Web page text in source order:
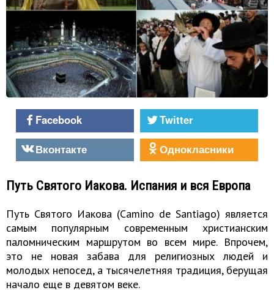
Facebook
Twitter
Вконтакте
Однокласники
Путь Святого Иакова. Испания и вся Европа
Путь Святого Иакова (Camino de Santiago) является
самым популярным современным христианским
паломническим маршрутом во всем мире. Впрочем,
это не новая забава для религиозных людей и
молодых непосед, а тысячелетняя традиция, берущая
начало еще в девятом веке.